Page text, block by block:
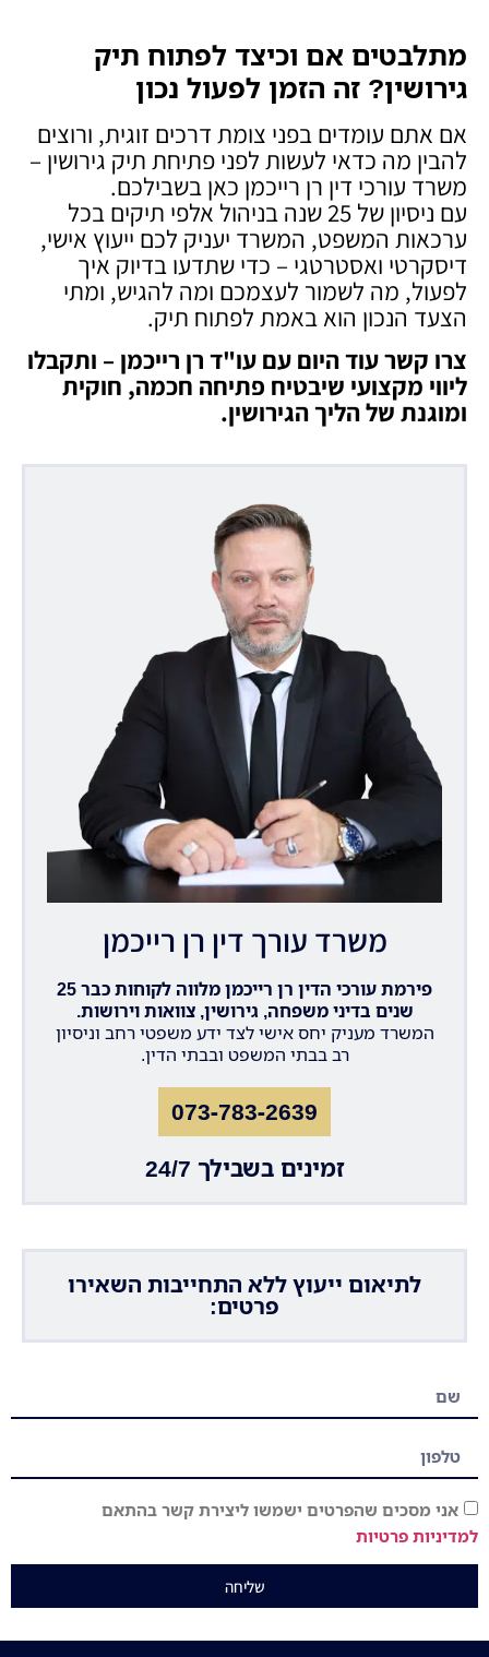
מתלבטים אם וכיצד לפתוח תיק
גירושין? זה הזמן לפעול נכון
אם אתם עומדים בפני צומת דרכים זוגית, ורוצים
להבין מה כדאי לעשות לפני פתיחת תיק גירושין –
משרד עורכי דין רן רייכמן כאן בשבילכם.
עם ניסיון של 25 שנה בניהול אלפי תיקים בכל
ערכאות המשפט, המשרד יעניק לכם ייעוץ אישי,
דיסקרטי ואסטרטגי – כדי שתדעו בדיוק איך
לפעול, מה לשמור לעצמכם ומה להגיש, ומתי
הצעד הנכון הוא באמת לפתוח תיק.
צרו קשר עוד היום עם עו"ד רן רייכמן – ותקבלו
ליווי מקצועי שיבטיח פתיחה חכמה, חוקית
ומוגנת של הליך הגירושין.
משרד עורך דין רן רייכמן
פירמת עורכי הדין רן רייכמן מלווה לקוחות כבר 25
שנים בדיני משפחה, גירושין, צוואות וירושות.
המשרד מעניק יחס אישי לצד ידע משפטי רחב וניסיון
רב בבתי המשפט ובבתי הדין.
073-783-2639
זמינים בשבילך 24/7
לתיאום ייעוץ ללא התחייבות השאירו
פרטים:
אני מסכים שהפרטים ישמשו ליצירת קשר בהתאם
למדיניות פרטיות
שליחה